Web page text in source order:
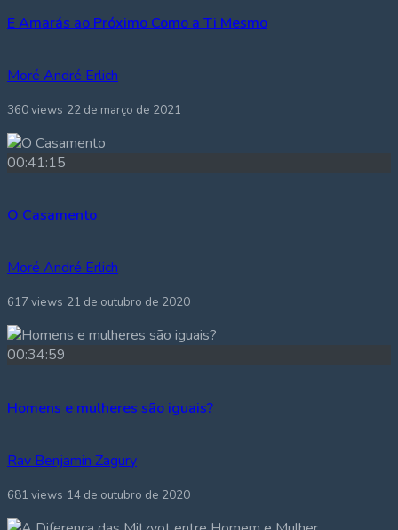
E Amarás ao Próximo Como a Ti Mesmo
Moré André Erlich
360 views 22 de março de 2021
00:41:15
O Casamento
Moré André Erlich
617 views 21 de outubro de 2020
00:34:59
Homens e mulheres são iguais?
Rav Benjamin Zagury
681 views 14 de outubro de 2020